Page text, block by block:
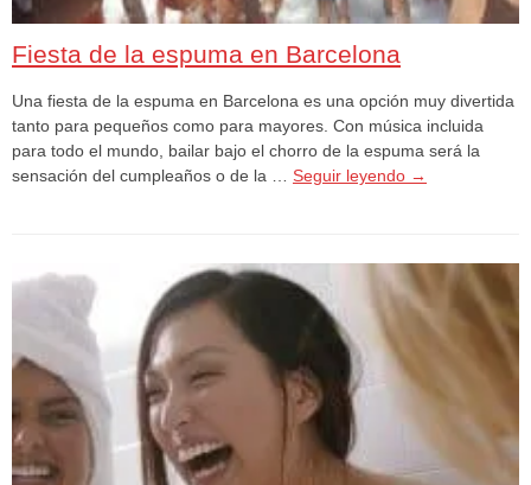
Fiesta de la espuma en Barcelona
Una fiesta de la espuma en Barcelona es una opción muy divertida
tanto para pequeños como para mayores. Con música incluida
para todo el mundo, bailar bajo el chorro de la espuma será la
sensación del cumpleaños o de la … Seguir leyendo →